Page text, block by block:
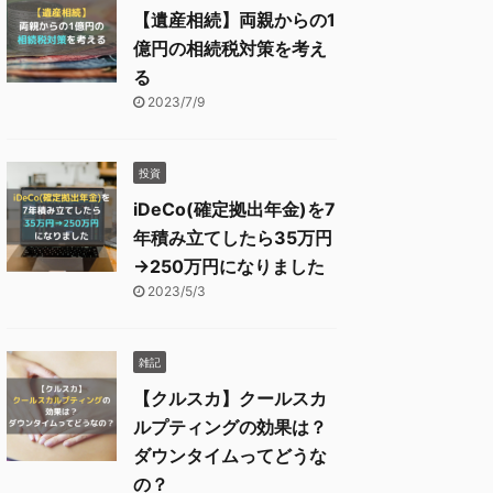
【遺産相続】両親からの1
億円の相続税対策を考え
る
2023/7/9
投資
iDeCo(確定拠出年金)を7
年積み立てしたら35万円
→250万円になりました
2023/5/3
雑記
【クルスカ】クールスカ
ルプティングの効果は？
ダウンタイムってどうな
の？